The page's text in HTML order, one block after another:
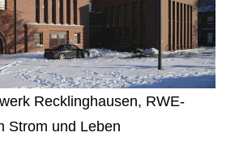
Recklinghausen, RWE-
Strom und Leben